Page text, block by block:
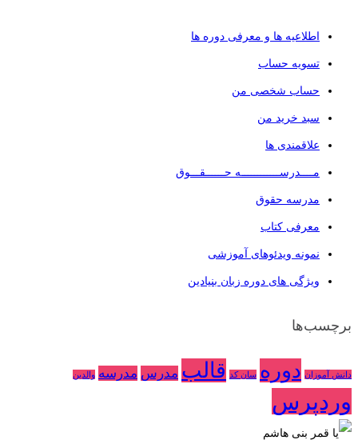
اطلاعیه ها و معرفی دوره ها
تسویه حساب
حساب شخصی من
سبد خرید من
علاقمندی ها
مــــدرســــــــــــه حــــــقـــوق
مدرسه حقوق
معرفی کتاب
نمونه ویدئوهای آموزشی
ویژگی های دوره زبان بنیادین
برچسب‌ها
دانش آموزان دوره سان کد قالب مدرس مدرسه والدین
وردپرس